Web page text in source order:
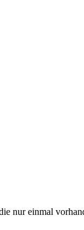
nur einmal